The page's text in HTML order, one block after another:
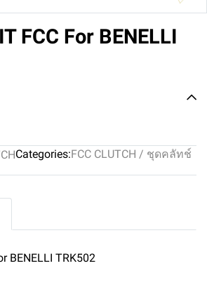
FCC For BENELLI
Categories:FCC CLUTCH / ชุดคลัทช์
BENELLI TRK502